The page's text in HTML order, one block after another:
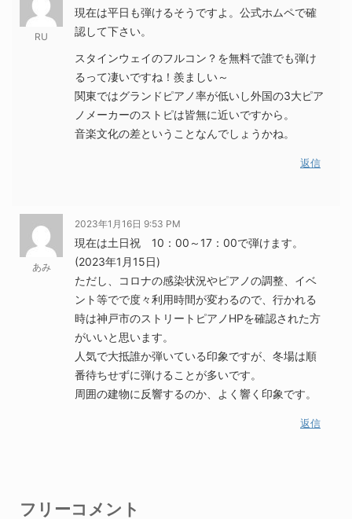
RU
現在は平日も弾けるそうですよ。公式ホムペで確
認して下さい。
スタインウェイのフルコン？を無料で誰でも弾け
るって凄いですね！羨ましい～
関東ではグランドピアノ率が低いし外国の3大ピア
ノメーカーのストピは皆無に近いですから。
音楽文化の差ということなんでしょうかね。
返信
あみ
2023年1月16日 9:53 PM
現在は土日祝 10：00～17：00で弾けます。
(2023年1月15日)
ただし、コロナの感染状況やピアノの調整、イベ
ント等でで度々利用時間が変わるので、行かれる
時は神戸市のストリートピアノHPを確認された方
がいいと思います。
人気で大抵誰か弾いている印象ですが、冬場は順
番待ちせずに弾けることが多いです。
周囲の建物に反響するのか、よく響く印象です。
返信
フリーコメント